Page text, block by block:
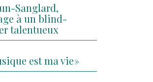
Sanglard,
à un blind-
talentueux
est ma vie »